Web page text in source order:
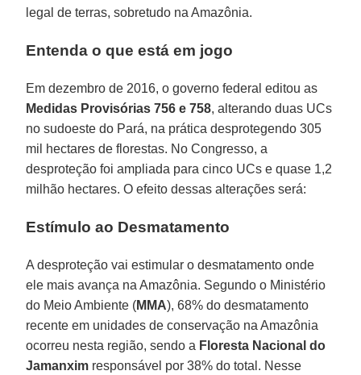
legal de terras, sobretudo na Amazônia.
Entenda o que está em jogo
Em dezembro de 2016, o governo federal editou as
Medidas Provisórias 756 e 758, alterando duas UCs
no sudoeste do Pará, na prática desprotegendo 305
mil hectares de florestas. No Congresso, a
desproteção foi ampliada para cinco UCs e quase 1,2
milhão hectares. O efeito dessas alterações será:
Estímulo ao Desmatamento
A desproteção vai estimular o desmatamento onde
ele mais avança na Amazônia. Segundo o Ministério
do Meio Ambiente (MMA), 68% do desmatamento
recente em unidades de conservação na Amazônia
ocorreu nesta região, sendo a Floresta Nacional do
Jamanxim responsável por 38% do total. Nesse